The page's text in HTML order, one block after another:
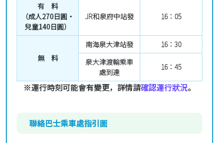
有 料
（成人270日圓・
兒童140日圓）
JR和泉府中站發 16：05
無 料
南海泉大津站發
16：30
泉大津渡輪乘車
處到達
16：45
※運行時刻可能會有變更，詳情請確認運行狀況。
聯絡巴士乘車處指引圖